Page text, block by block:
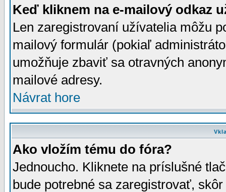
Keď kliknem na e-mailový odkaz
Len zaregistrovaní užívatelia môžu
mailový formulár (pokiaľ
umožňuje zbaviť sa otravných
mailové adresy.
Návrat hore
Ako vložím tému do fóra?
Jednoucho. Kliknete na príslušné
bude potrebné sa zaregistrovať,